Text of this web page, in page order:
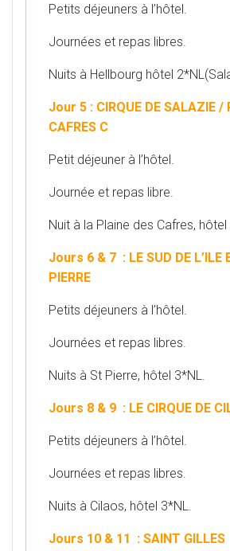
Petits déjeuners à l’hôtel.
Journées et repas libres.
Nuits à Hellbourg hôtel
Jour 5 : CIRQUE DE SALAZIE /
CAFRES C
Petit déjeuner à l’hôtel.
Journée et repas libre.
Nuit à la Plaine des Cafres, hôtel
Jours 6 & 7 : LE SUD DE L’ILE
PIERRE
Petits déjeuners à l’hôtel.
Journées et repas libres.
Nuits à St Pierre, hôtel 3*NL.
Jours 8 & 9 : LE CIRQUE DE
Petits déjeuners à l’hôtel.
Journées et repas libres.
Nuits à Cilaos, hôtel 3*NL.
Jours 10 & 11 : SAINT GILLES